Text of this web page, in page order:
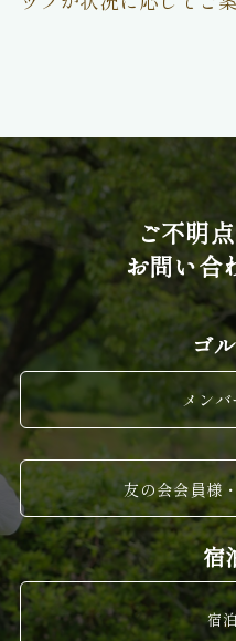
ご不明
お問い合
ゴ
メン
友の会会員様
宿
宿